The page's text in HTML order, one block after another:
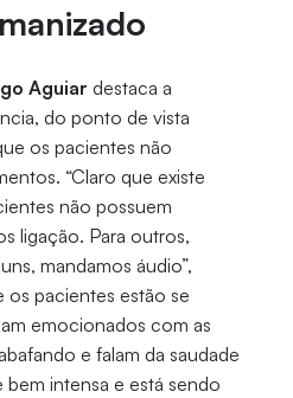
Aguiar destaca a
do ponto de vista
os pacientes não
“Claro que existe
não possuem
ligação. Para outros,
mandamos áudio”,
os pacientes estão se
emocionados com as
e falam da saudade
bem intensa e está sendo